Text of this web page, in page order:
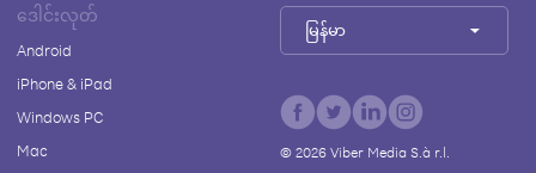
ဒေါင်းလုတ်
Android
iPhone & iPad
Windows PC
Mac
မြန်မာ
© 2026Viber Media S.à r.l.